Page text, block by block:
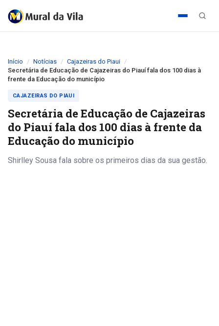
Início Notícias
Cajazeiras do Piaui
Secretária de Educação de Cajazeiras do Piauí fala dos 100 dias à
frente da Educação do município
CAJAZEIRAS DO PIAUI
Secretária de Educação de Cajazeiras
do Piauí fala dos 100 dias à frente da
Educação do município
Shirlley Sousa fala sobre os primeiros dias da sua gestão.